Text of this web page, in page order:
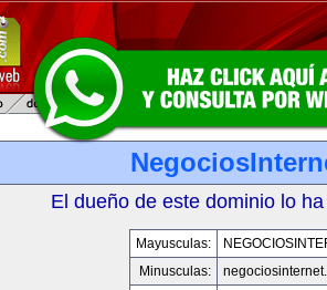
El dueño de este dominio lo
Mayusculas:
Minusculas: